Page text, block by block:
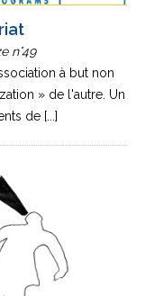
n°49
à but non
» de l'autre. Un
de [...]